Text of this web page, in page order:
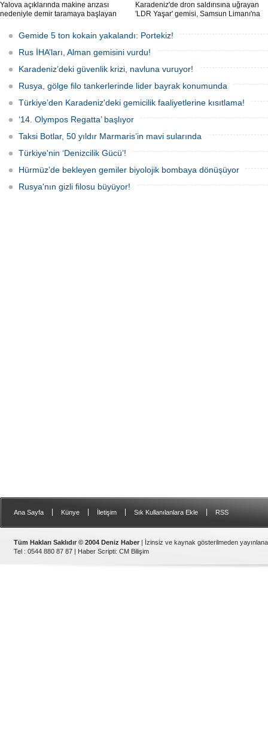
Yalova açıklarında makine arızası
nedeniyle demir taramaya başlayan
şekilde demirleme sahasına alındı.
Karadeniz'de dron saldırısına uğrayan
'LDR Yaşar' gemisi, Samsun Limanı'na
kaybı yaşanmadı, ancak büyük çapta
maddi hasar oluştu.
Gemide 5 ton kokain yakalandı: Portekiz!
Rus İHA’ları, Alman gemisini vurdu!
Karadeniz’deki güvenlik krizi, navluna vuruyor!
Rusya, gölge filo tankerlerinde lider bayrak konumunda
Türkiye’den Karadeniz'deki gemicilik faaliyetlerine kısıtlama!
‘14. Olympos Regatta’ başlıyor
Taksi Botlar, 50 yıldır Marmaris’in mavi sularında
Türkiye'nin ‘Denizcilik Gücü’!
Hürmüz’de bekleyen gemiler biyolojik bombaya dönüşüyor
Rusya'nın gizli filosu büyüyor!
Ana Sayfa Künye İletişim Sık Kullanılanlara Ekle RSS
Tüm Hakları Saklıdır © 2004 Deniz Haber | İzinsiz ve kaynak gösterilmeden
Tel : 0544 880 87 87 | Haber Scripti: CM Bilişim